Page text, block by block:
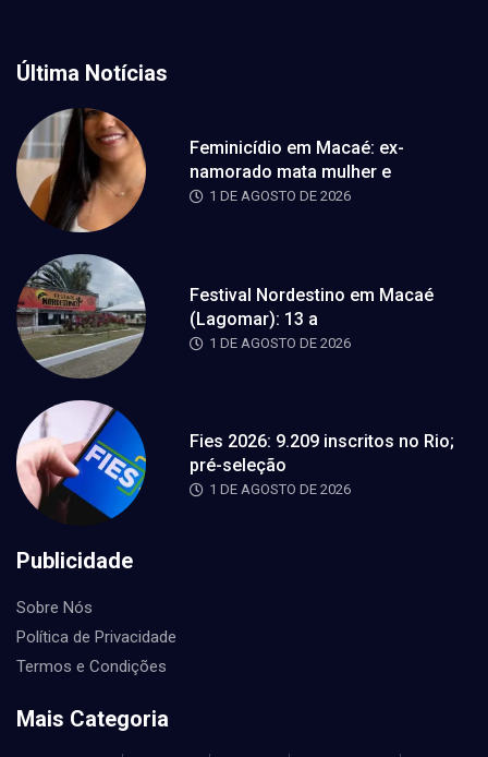
Última Notícias
Feminicídio em Macaé: ex-
namorado mata mulher e
1 DE AGOSTO DE 2026
Festival Nordestino em Macaé
(Lagomar): 13 a
1 DE AGOSTO DE 2026
Fies 2026: 9.209 inscritos no Rio;
pré-seleção
1 DE AGOSTO DE 2026
Publicidade
Sobre Nós
Política de Privacidade
Termos e Condições
Mais Categoria